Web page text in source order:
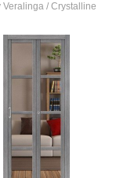
Veralinga / Crystalline